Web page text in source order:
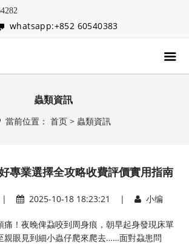
whatsapp:+852 60540383
蟲類資訊
當前位置： 首页> 蟲類資訊
專業選擇全攻略收費評價實用指南
2025-10-18 18:23:21 | 小编
痛！夜晚俾蝨咬到周身痕，朝早起身發現床單
親眼見到細小蟲仔爬來爬去……面對蝨患問